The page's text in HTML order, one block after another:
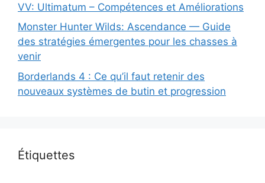
VV: Ultimatum – Compétences et Améliorations
Monster Hunter Wilds: Ascendance — Guide
des stratégies émergentes pour les chasses à
venir
Borderlands 4 : Ce qu’il faut retenir des
nouveaux systèmes de butin et progression
Étiquettes